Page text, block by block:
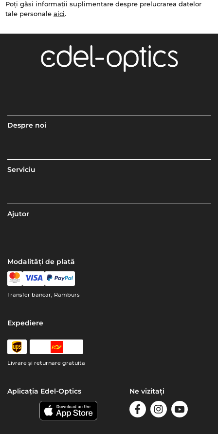
Poți găsi informații suplimentare despre prelucrarea datelor
tale personale aici.
Despre noi
Serviciu
Ajutor
Modalități de plată
Transfer bancar, Ramburs
Expediere
Livrare şi returnare gratuita
Aplicația Edel-Optics Ne vizitați